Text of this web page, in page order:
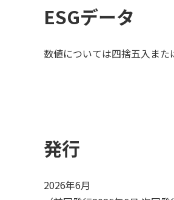
ESGデータ
数値については四捨五入また
発行
2026年6月